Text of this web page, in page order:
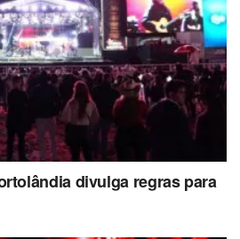
divulga regras para